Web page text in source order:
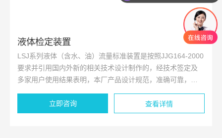
液体检定装置
LSJ系列液体（含水、油）流量标准装置是按照JJG164-2000
要求并引用国内外新的相关技术设计制作的，经技术签定及
多家用户使用结果表明，本厂产品设计规范，准确可靠，经
济实用。装置的流体以稳定流场经被检表入标准器（称量
桶、量器或标准表）直接比较相对误差。
立即咨询 查看详情